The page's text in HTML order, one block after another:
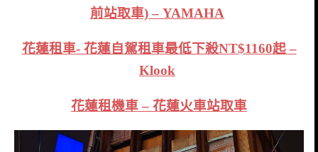
前站取車) – YAMAHA
花蓮租車- 花蓮自駕租車最低下殺NT$1160起 –
Klook
花蓮租機車 – 花蓮火車站取車